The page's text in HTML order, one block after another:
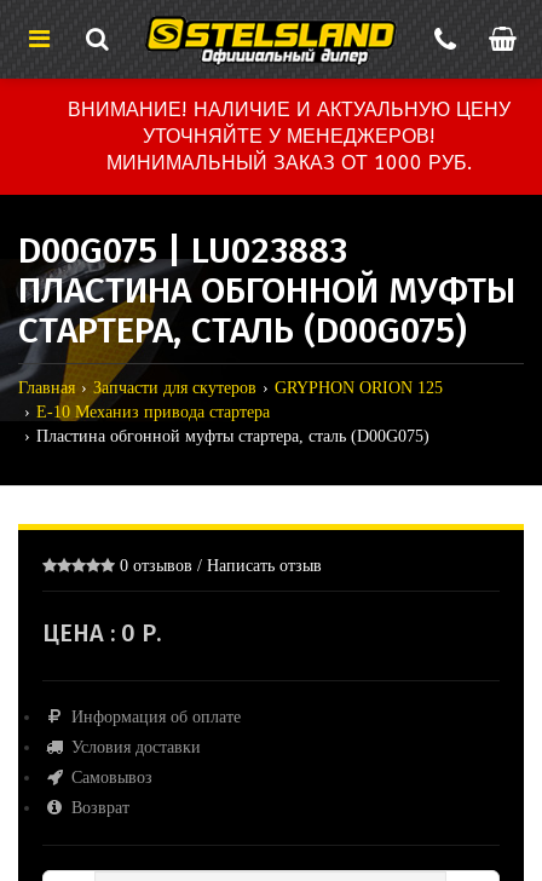
ВНИМАНИЕ! НАЛИЧИЕ И АКТУАЛЬНУЮ ЦЕНУ
УТОЧНЯЙТЕ У МЕНЕДЖЕРОВ!
МИНИМАЛЬНЫЙ ЗАКАЗ ОТ 1000 РУБ.
D00G075 | LU023883
ПЛАСТИНА ОБГОННОЙ МУФТЫ
СТАРТЕРА, СТАЛЬ (D00G075)
Главная Запчасти для скутеров
GRYPHON ORION 125
E-10 Механиз привода стартера
Пластина обгонной муфты стартера, сталь (D00G075)
0 отзывов / Написать отзыв
ЦЕНА : 0 Р.
Информация об оплате
Условия доставки
Самовывоз
Возврат